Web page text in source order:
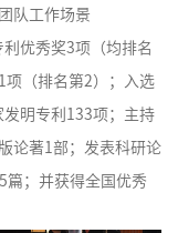
队工作场景
优秀奖3项（均排名
项（排名第2）；入选
明专利133项；主持
论著1部；发表科研论
篇；并获得全国优秀